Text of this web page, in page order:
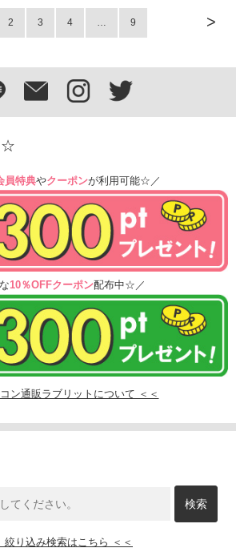
>
2 3 4 … 9
☆
員特典やクーポンが利用可能☆／
10％OFFクーポン配布中☆／
ン通販ラブリットについて ＜＜
絞り込み検索はこちら ＜＜